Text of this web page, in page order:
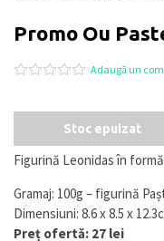
Promo Ou
0
5
pe
baza
evaluări
de
Adaugă un
Stoc epuizat
Figurină Leonidas în
Gramaj: 100g – figurină
Dimensiuni: 8.6 x 8.5 x
Preț ofertă: 27 lei